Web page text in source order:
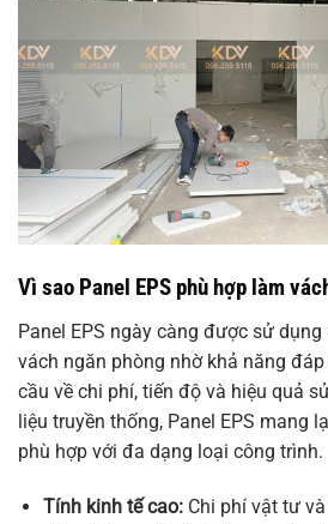
Vì sao Panel EPS phù hợp làm
Panel EPS ngày càng được sử
vách ngăn phòng nhờ khả năng
cầu về chi phí, tiến độ và hiệu quả
liệu truyền thống, Panel EPS mang
phù hợp với đa dạng loại công trình.
Tính kinh tế cao:Chi phí vật tư